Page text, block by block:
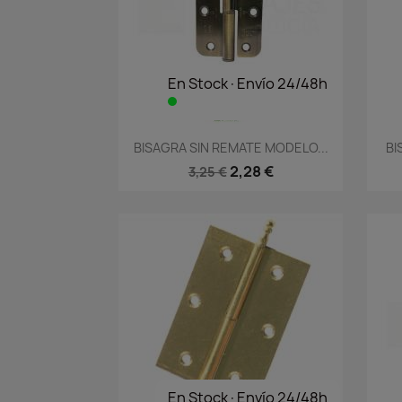
En Stock·Envío 24/48h
Vista rápida
BISAGRA SIN REMATE MODELO...
3,25 € 2,28 €
En Stock·Envío 24/48h